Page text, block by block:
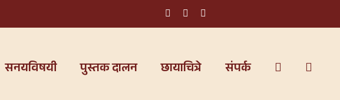
सनयविषयी पुस्तक दालन छायाचित्रे संपर्क